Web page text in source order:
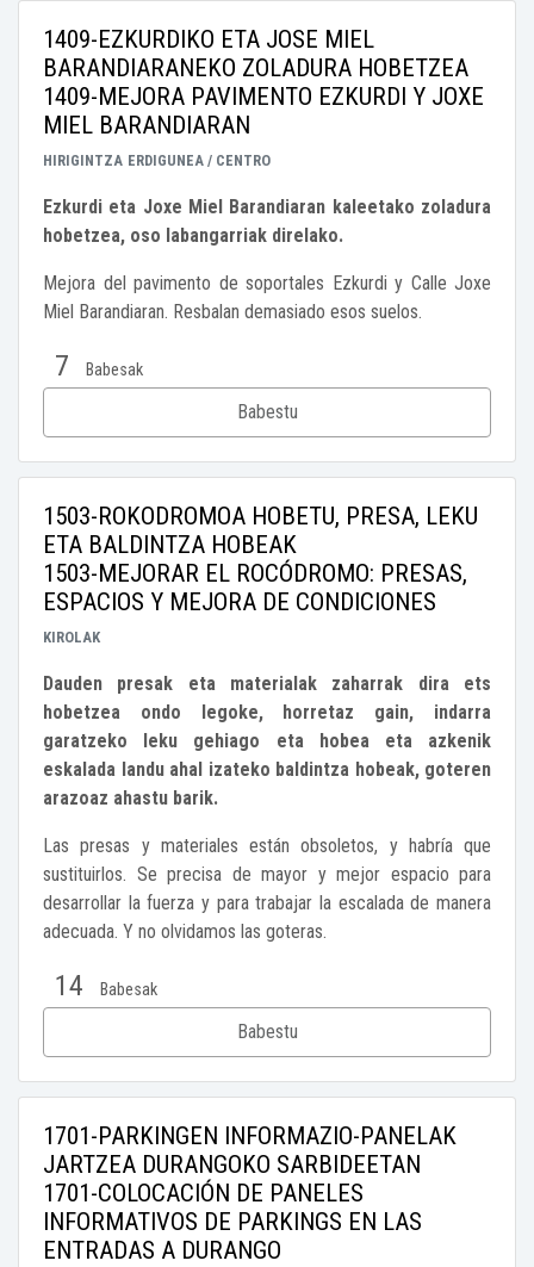
1409-EZKURDIKO ETA JOSE MIEL
BARANDIARANEKO ZOLADURA HOBETZEA
1409-MEJORA PAVIMENTO EZKURDI Y JOXE
MIEL BARANDIARAN
HIRIGINTZA ERDIGUNEA / CENTRO
Ezkurdi eta Joxe Miel Barandiaran kaleetako zoladura
hobetzea, oso labangarriak direlako.
Mejora del pavimento de soportales Ezkurdi y Calle Joxe
Miel Barandiaran. Resbalan demasiado esos suelos.
7 Babesak
Babestu
1503-ROKODROMOA HOBETU, PRESA, LEKU
ETA BALDINTZA HOBEAK
1503-MEJORAR EL ROCÓDROMO: PRESAS,
ESPACIOS Y MEJORA DE CONDICIONES
KIROLAK
Dauden presak eta materialak zaharrak dira ets
hobetzea ondo legoke, horretaz gain, indarra
garatzeko leku gehiago eta hobea eta azkenik
eskalada landu ahal izateko baldintza hobeak, goteren
arazoaz ahastu barik.
Las presas y materiales están obsoletos, y habría que
sustituirlos. Se precisa de mayor y mejor espacio para
desarrollar la fuerza y para trabajar la escalada de manera
adecuada. Y no olvidamos las goteras.
14 Babesak
Babestu
1701-PARKINGEN INFORMAZIO-PANELAK
JARTZEA DURANGOKO SARBIDEETAN
1701-COLOCACIÓN DE PANELES
INFORMATIVOS DE PARKINGS EN LAS
ENTRADAS A DURANGO